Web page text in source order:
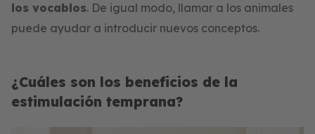
los vocablos. De igual modo, llamar a los animales
puede ayudar a introducir nuevos conceptos.
¿Cuáles son los beneficios de la
estimulación temprana?